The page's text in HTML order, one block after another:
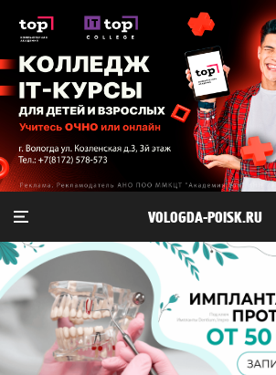
VOLOGDA-POISK.RU